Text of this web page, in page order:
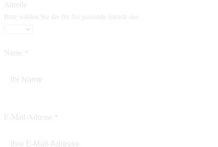
Anrede
Bitte wählen Sie die für Sie passende Anrede aus.
Name
E-Mail-Adresse